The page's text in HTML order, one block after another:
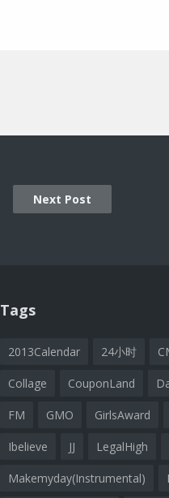
Next Post
Tags
2013Calendar 24小时
Collage CouponLand
FM GMO GirlsAward
Ibelieve JJ LegalHigh
Makemyday(Instrumental)